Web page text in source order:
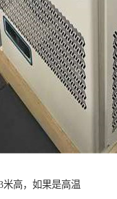
高，如果是高温